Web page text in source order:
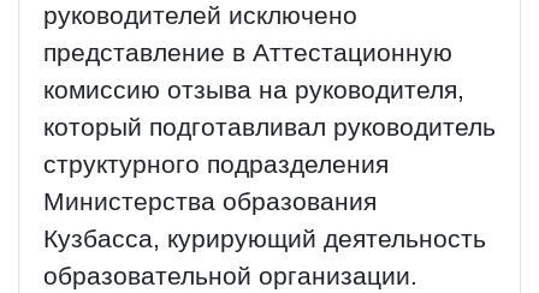
руководителей исключено
представление в Аттестационную
комиссию отзыва на руководителя,
который подготавливал руководитель
структурного подразделения
Министерства образования
Кузбасса, курирующий деятельность
образовательной организации.